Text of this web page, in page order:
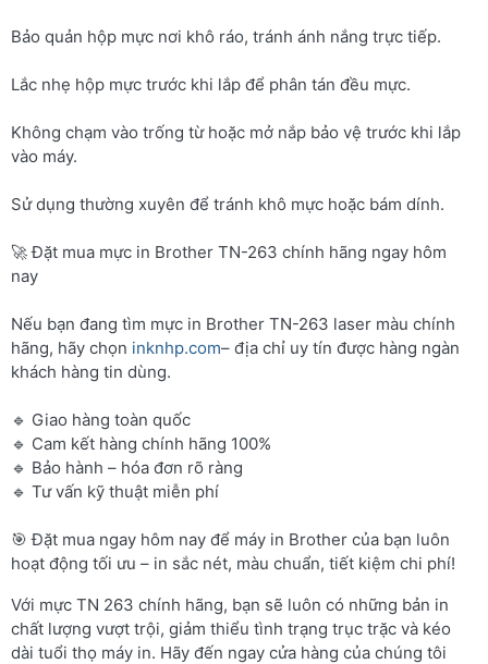
Bảo quản hộp mực nơi khô ráo, tránh ánh nắng trực tiếp.
Lắc nhẹ hộp mực trước khi lắp để phân tán đều mực.
Không chạm vào trống từ hoặc mở nắp bảo vệ trước khi lắp
vào máy.
Sử dụng thường xuyên để tránh khô mực hoặc bám dính.
🚀 Đặt mua mực in Brother TN-263 chính hãng ngay hôm
nay
Nếu bạn đang tìm mực in Brother TN-263 laser màu chính
hãng, hãy chọn inknhp.com– địa chỉ uy tín được hàng ngàn
khách hàng tin dùng.
🔹 Giao hàng toàn quốc
🔹 Cam kết hàng chính hãng 100%
🔹 Bảo hành – hóa đơn rõ ràng
🔹 Tư vấn kỹ thuật miễn phí
🎯 Đặt mua ngay hôm nay để máy in Brother của bạn luôn
hoạt động tối ưu – in sắc nét, màu chuẩn, tiết kiệm chi phí!
Với mực TN 263 chính hãng, bạn sẽ luôn có những bản in
chất lượng vượt trội, giảm thiểu tình trạng trục trặc và kéo
dài tuổi thọ máy in. Hãy đến ngay cửa hàng của chúng tôi